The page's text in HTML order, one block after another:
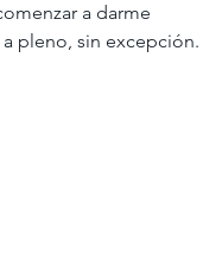
a darme
pleno, sin excepción.